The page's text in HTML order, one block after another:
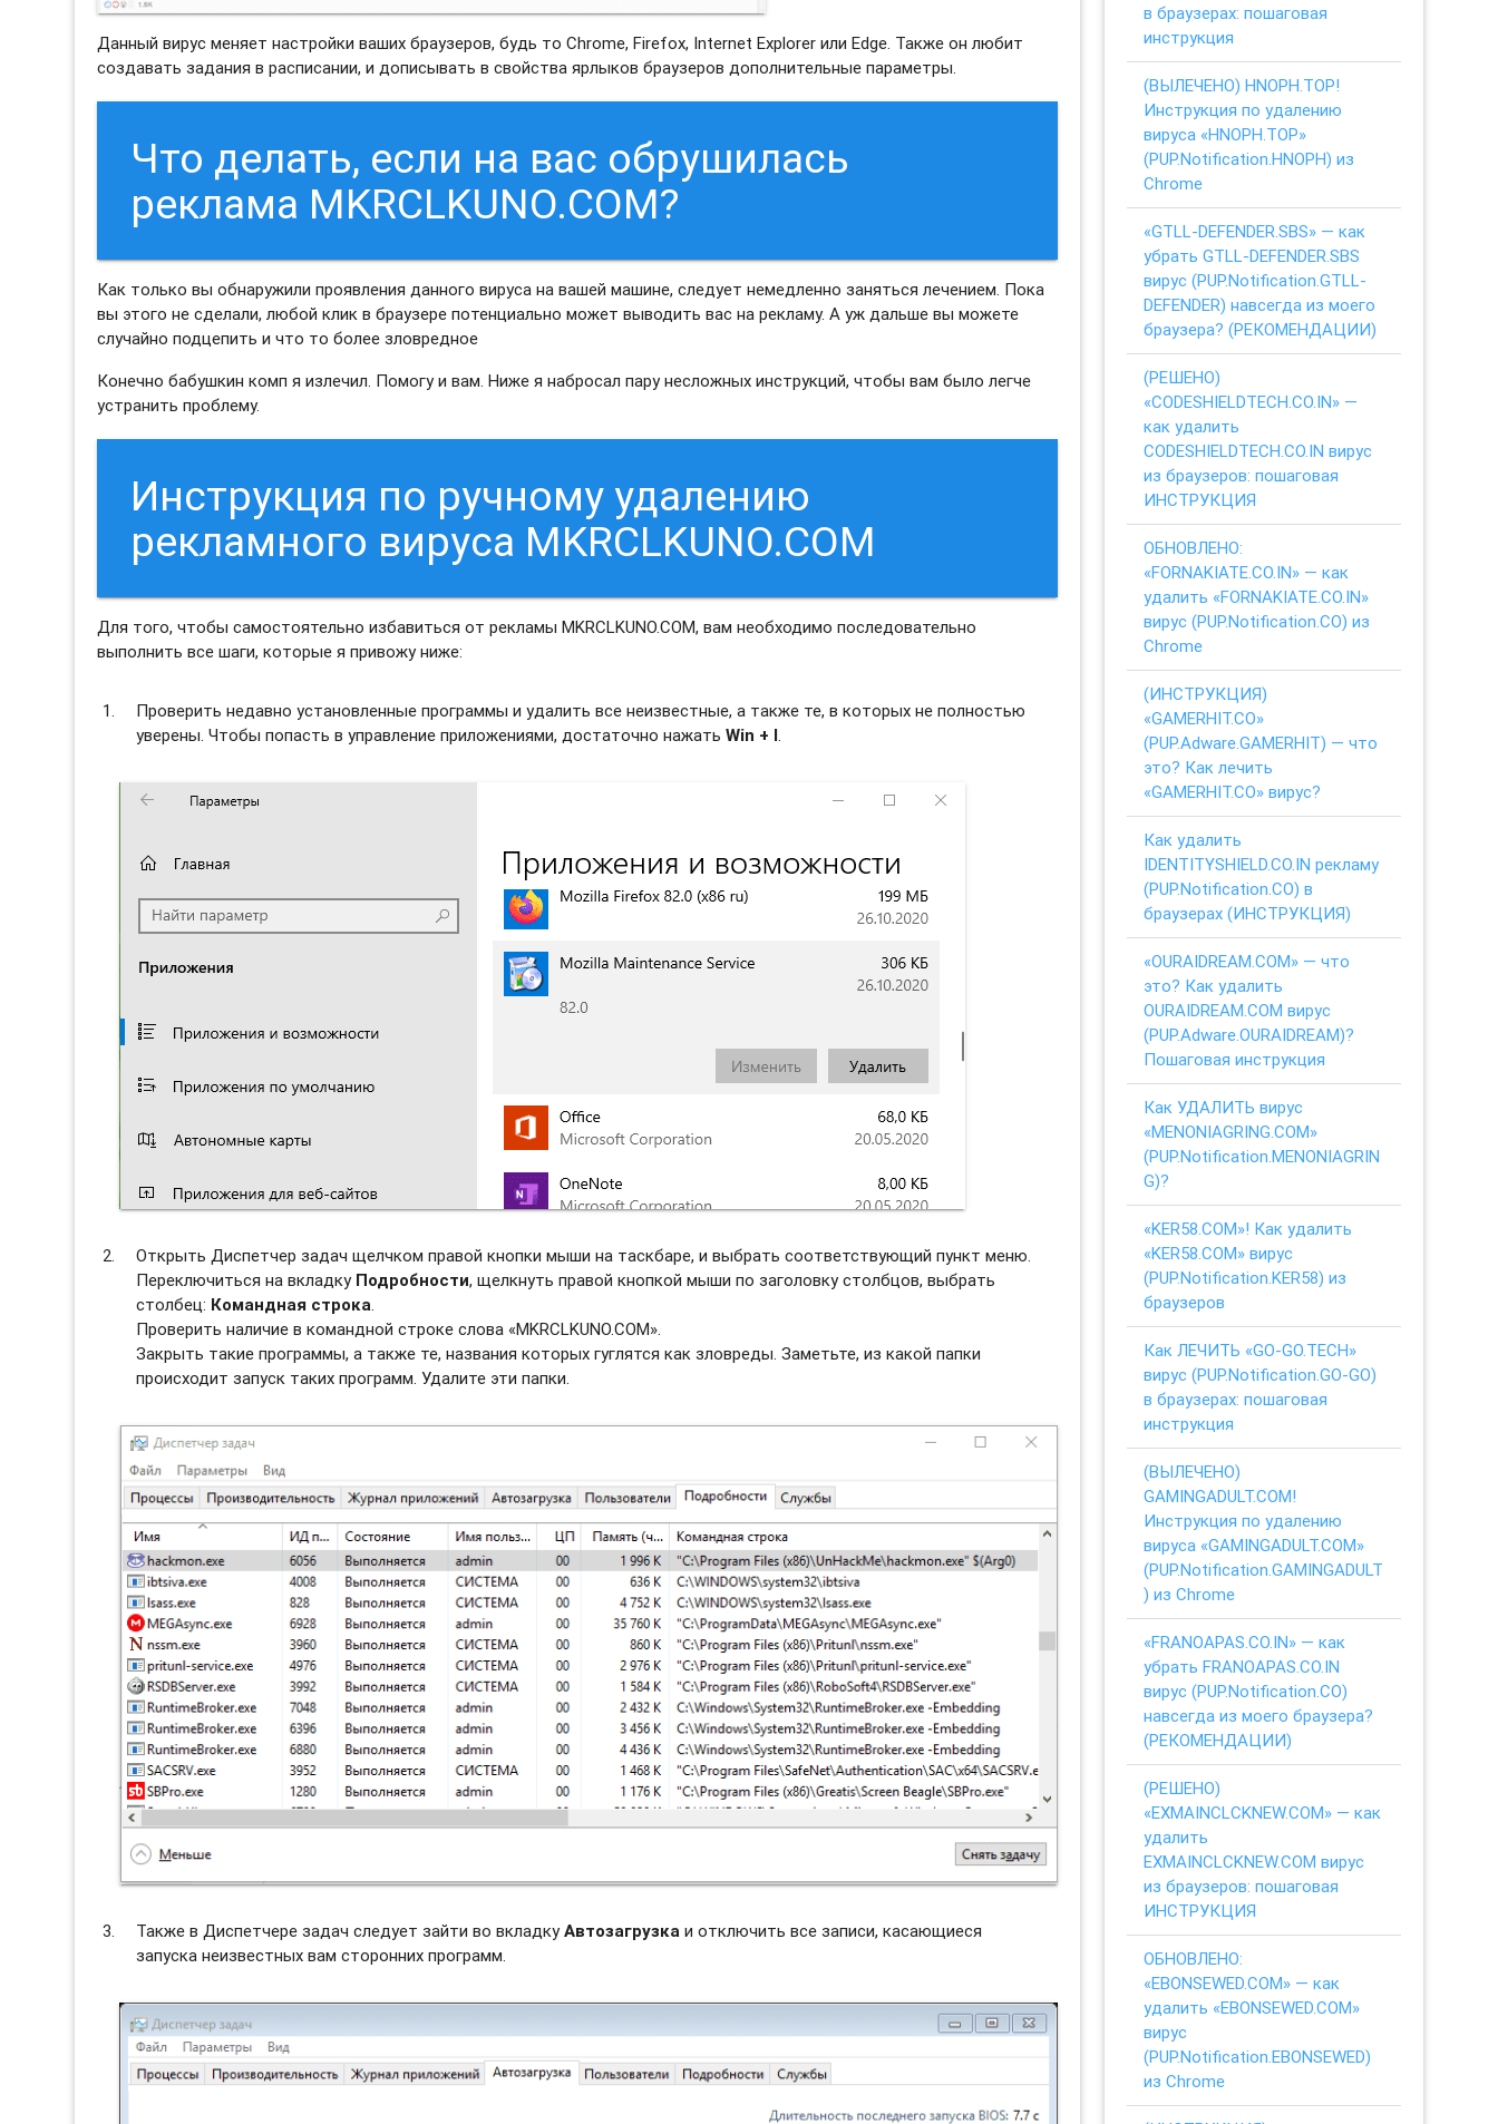
Данный вирус меняет настройки ваших браузеров, будь то Chrome, Firefox, Internet Explorer или Edge. Также он любит
создавать задания в расписании, и дописывать в свойства ярлыков браузеров дополнительные параметры.
Что делать, если на вас обрушилась
реклама MKRCLKUNO.COM?
Как только вы обнаружили проявления данного вируса на вашей машине, следует немедленно заняться лечением. Пока
вы этого не сделали, любой клик в браузере потенциально может выводить вас на рекламу. А уж дальше вы можете
случайно подцепить и что то более зловредное
Конечно бабушкин комп я излечил. Помогу и вам. Ниже я набросал пару несложных инструкций, чтобы вам было легче
устранить проблему.
Инструкция по ручному удалению
рекламного вируса MKRCLKUNO.COM
Для того, чтобы самостоятельно избавиться от рекламы MKRCLKUNO.COM, вам необходимо последовательно
выполнить все шаги, которые я привожу ниже:
Проверить недавно установленные программы и удалить все неизвестные, а также те, в которых не полностью
уверены. Чтобы попасть в управление приложениями, достаточно нажатьWin + I
Открыть Диспетчер задач щелчком правой кнопки мыши на таскбаре, и выбрать соотвeтствующий пункт меню.
Переключиться на вкладку Подробности, щелкнуть правой кнопкой мыши по заголовку столбцов, выбрать
столбец: Командная строка
Проверить наличие в командной строке слова «MKRCLKUNO.COM».
Закрыть такие программы, а также те, названия которых гуглятся как зловреды. Заметьте, из какой папки
происходит запуск таких программ. Удалите эти папки.
Также в Диспетчере задач следует зайти во вкладкуАвтозагрузка и отключить все записи, касающиеся
запуска неизвестных вам сторонних программ.
в браузерах: пошаговая
инструкция
(ВЫЛЕЧЕНО) HNOPH.TOP!
Инструкция по удалению
вируса «HNOPH.TOP»
(PUP.Notification.HNOPH) из
Chrome
«GTLL-DEFENDER.SBS» — как
убрать GTLL-DEFENDER.SBS
вирус (PUP.Notification.GTLL-
DEFENDER) навсегда из моего
браузера? (РЕКОМЕНДАЦИИ)
(РЕШЕНО)
«CODESHIELDTECH.CO.IN» —
как удалить
CODESHIELDTECH.CO.IN вирус
из браузеров: пошаговая
ИНСТРУКЦИЯ
ОБНОВЛЕНО:
«FORNAKIATE.CO.IN» — как
удалить «FORNAKIATE.CO.IN»
вирус (PUP.Notification.CO) из
Chrome
(ИНСТРУКЦИЯ)
«GAMERHIT.CO»
(PUP.Adware.GAMERHIT) — что
это? Как лечить
«GAMERHIT.CO» вирус?
Как удалить
IDENTITYSHIELD.CO.IN рекламу
(PUP.Notification.CO) в
браузерах (ИНСТРУКЦИЯ)
«OURAIDREAM.COM» — что
это? Как удалить
OURAIDREAM.COM вирус
(PUP.Adware.OURAIDREAM)?
Пошаговая инструкция
Как УДАЛИТЬ вирус
«MENONIAGRING.COM»
(PUP.Notification.MENONIAGRIN
G)?
«KER58.COM»! Как удалить
«KER58.COM» вирус
(PUP.Notification.KER58) из
браузеров
Как ЛЕЧИТЬ «GO-GO.TECH»
вирус (PUP.Notification.GO-GO)
в браузерах: пошаговая
инструкция
(ВЫЛЕЧЕНО)
GAMINGADULT.COM!
Инструкция по удалению
вируса «GAMINGADULT.COM»
(PUP.Notification.GAMINGADULT
) из Chrome
«FRANOAPAS.CO.IN» — как
убрать FRANOAPAS.CO.IN
вирус (PUP.Notification.CO)
навсегда из моего браузера?
(РЕКОМЕНДАЦИИ)
(РЕШЕНО)
«EXMAINCLCKNEW.COM» — как
удалить
EXMAINCLCKNEW.COM вирус
из браузеров: пошаговая
ИНСТРУКЦИЯ
ОБНОВЛЕНО:
«EBONSEWED.COM» — как
удалить «EBONSEWED.COM»
вирус
(PUP.Notification.EBONSEWED)
из Chrome